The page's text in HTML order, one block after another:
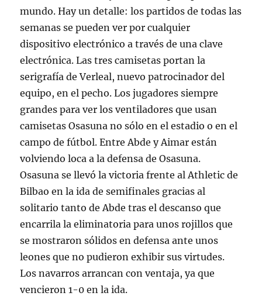
mundo. Hay un detalle: los partidos de todas las
semanas se pueden ver por cualquier
dispositivo electrónico a través de una clave
electrónica. Las tres camisetas portan la
serigrafía de Verleal, nuevo patrocinador del
equipo, en el pecho. Los jugadores siempre
grandes para ver los ventiladores que usan
camisetas Osasuna no sólo en el estadio o en el
campo de fútbol. Entre Abde y Aimar están
volviendo loca a la defensa de Osasuna.
Osasuna se llevó la victoria frente al Athletic de
Bilbao en la ida de semifinales gracias al
solitario tanto de Abde tras el descanso que
encarrila la eliminatoria para unos rojillos que
se mostraron sólidos en defensa ante unos
leones que no pudieron exhibir sus virtudes.
Los navarros arrancan con ventaja, ya que
vencieron 1-0 en la ida.